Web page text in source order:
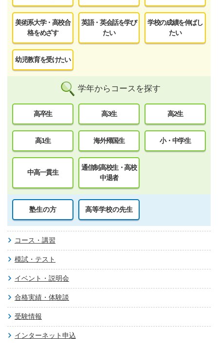
美術系大学・高校合
格をめざす
英語・英会話を学び
たい
学校の成績を伸ばし
たい
幼児教育を受けたい
学年からコースを探す
高卒生 高3生 高2生
高1生 海外帰国生 小・中学生
中高一貫生
通信制高校生・高校
中退者
塾生の方 高等学校の先生
コース・講習
模試・テスト
イベント・説明会
合格実績・体験談
受験情報
インターネット申込